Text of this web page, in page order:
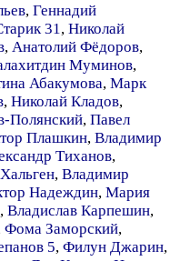
, Геннадий
31, Николай
, Анатолий Фёдоров,
Муминов,
Абакумова, Марк
, Николай Кладов,
Полянский, Павел
Плашкин, Владимир
Тиханов,
, Владимир
Надеждин, Мария
, Владислав Карпешин,
Фома Заморский,
5, Филун Джарин,